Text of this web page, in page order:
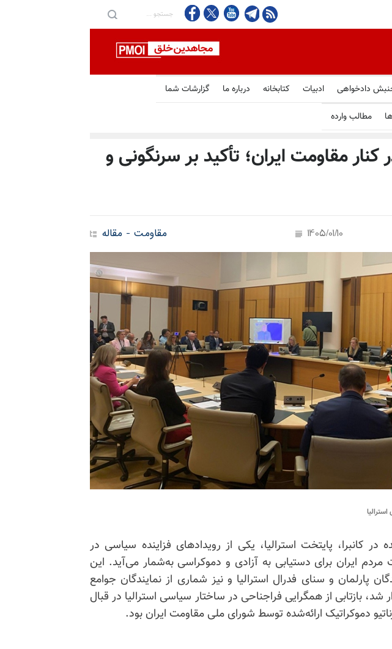
دادخواهی ادبیات کتابخانه درباره ما گزارشات شما
مطالب وارده
کنار مقاومت ایران؛ تأکید بر سرنگونی و
مقاومت - مقاله 1405/01/10
در کانبرا، پایتخت استرالیا، یکی از رویدادهای فزاینده سیاسی در
مردم ایران برای دستیابی به آزادی و دموکراسی به‌شمار می‌آید. این
پارلمان و سنای فدرال استرالیا و نیز شماری از نمایندگان جوامع
شد، بازتابی از همگرایی فراجناحی در ساختار سیاسی استرالیا در قبال
دموکراتیک ارائه‌شده توسط شورای ملی مقاومت ایران بود.